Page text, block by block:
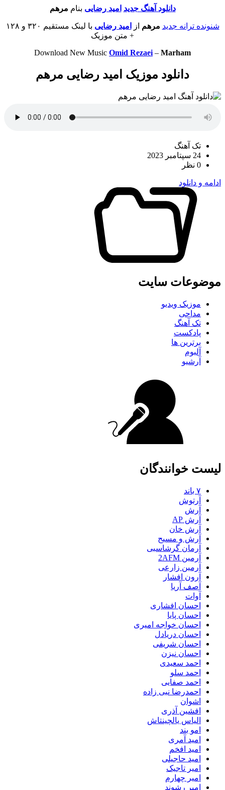
دانلود آهنگ جدید امید رضایی بنام مرهم
شنونده ترانه جدید مرهم از امید رضایی
با لینک مستقیم ۳۲۰ و ۱۲۸
+ متن موزیک
Download New Music Omid Rezaei– Marham
دانلود موزیک امید رضایی مرهم
تک آهنگ
24 سپتامبر 2023
0 نظر
ادامه و دانلود
موضوعات سایت
موزیک ویدیو
مداحی
تک آهنگ
پادکست
برترین ها
آلبوم
آرشیو
لیست خوانندگان
۷ باند
آرتوش
آرش
آرش AP
آرش خان
آرش و مسیح
آرمان گرشاسبی
آرمین 2AFM
آرمین زارعی
آرون افشار
آصف آریا
آوات
احسان افشاری
احسان پایا
احسان خواجه امیری
احسان دریادل
احسان شریفی
احسان نیزن
احمد سعیدی
احمد سلو
احمد صفایی
احمدرضا نبی زاده
اشوان
افشین آذری
الیاس یالچینتاش
امو بند
امید آمری
امید افخم
امید حاجیلی
امیر تاجیک
امیر چهارم
امیر رشوند